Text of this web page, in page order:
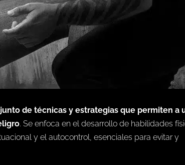
de técnicas y estrategias que permiten a
. Se enfoca en el desarrollo de habilidades
y el autocontrol, esenciales para evitar y